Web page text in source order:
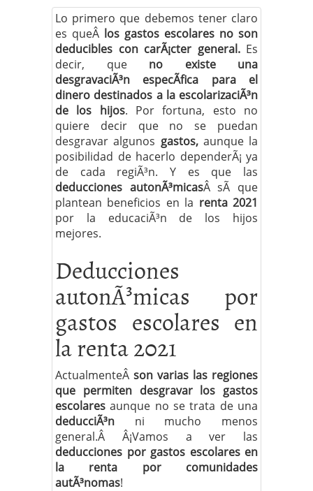
Lo primero que debemos tener claro
es queÂ los gastos escolares no son
deducibles con carÃ¡cter general. Es
decir, que no existe una
desgravaciÃ³n especÃ­fica para el
dinero destinados a la escolarizaciÃ³n
de los hijos. Por fortuna, esto no
quiere decir que no se puedan
desgravar algunos gastos,aunque la
posibilidad de hacerlo dependerÃ¡ ya
de cada regiÃ³n. Y es que las
deducciones autonÃ³micasÂ sÃ­ que
plantean beneficios en la renta 2021
por la educaciÃ³n de los hijos
mejores.
Deducciones
autonÃ³micas por
gastos escolares en
la renta 2021
ActualmenteÂ son varias las regiones
que permiten desgravar los gastos
escolares aunque no se trata de una
deducciÃ³n ni mucho menos
general.Â Â¡Vamos a ver las
deducciones por gastos escolares en
la renta por comunidades
autÃ³nomas!